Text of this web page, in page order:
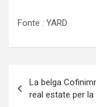
Fonte : YARD
articoli
La belga
real estate per